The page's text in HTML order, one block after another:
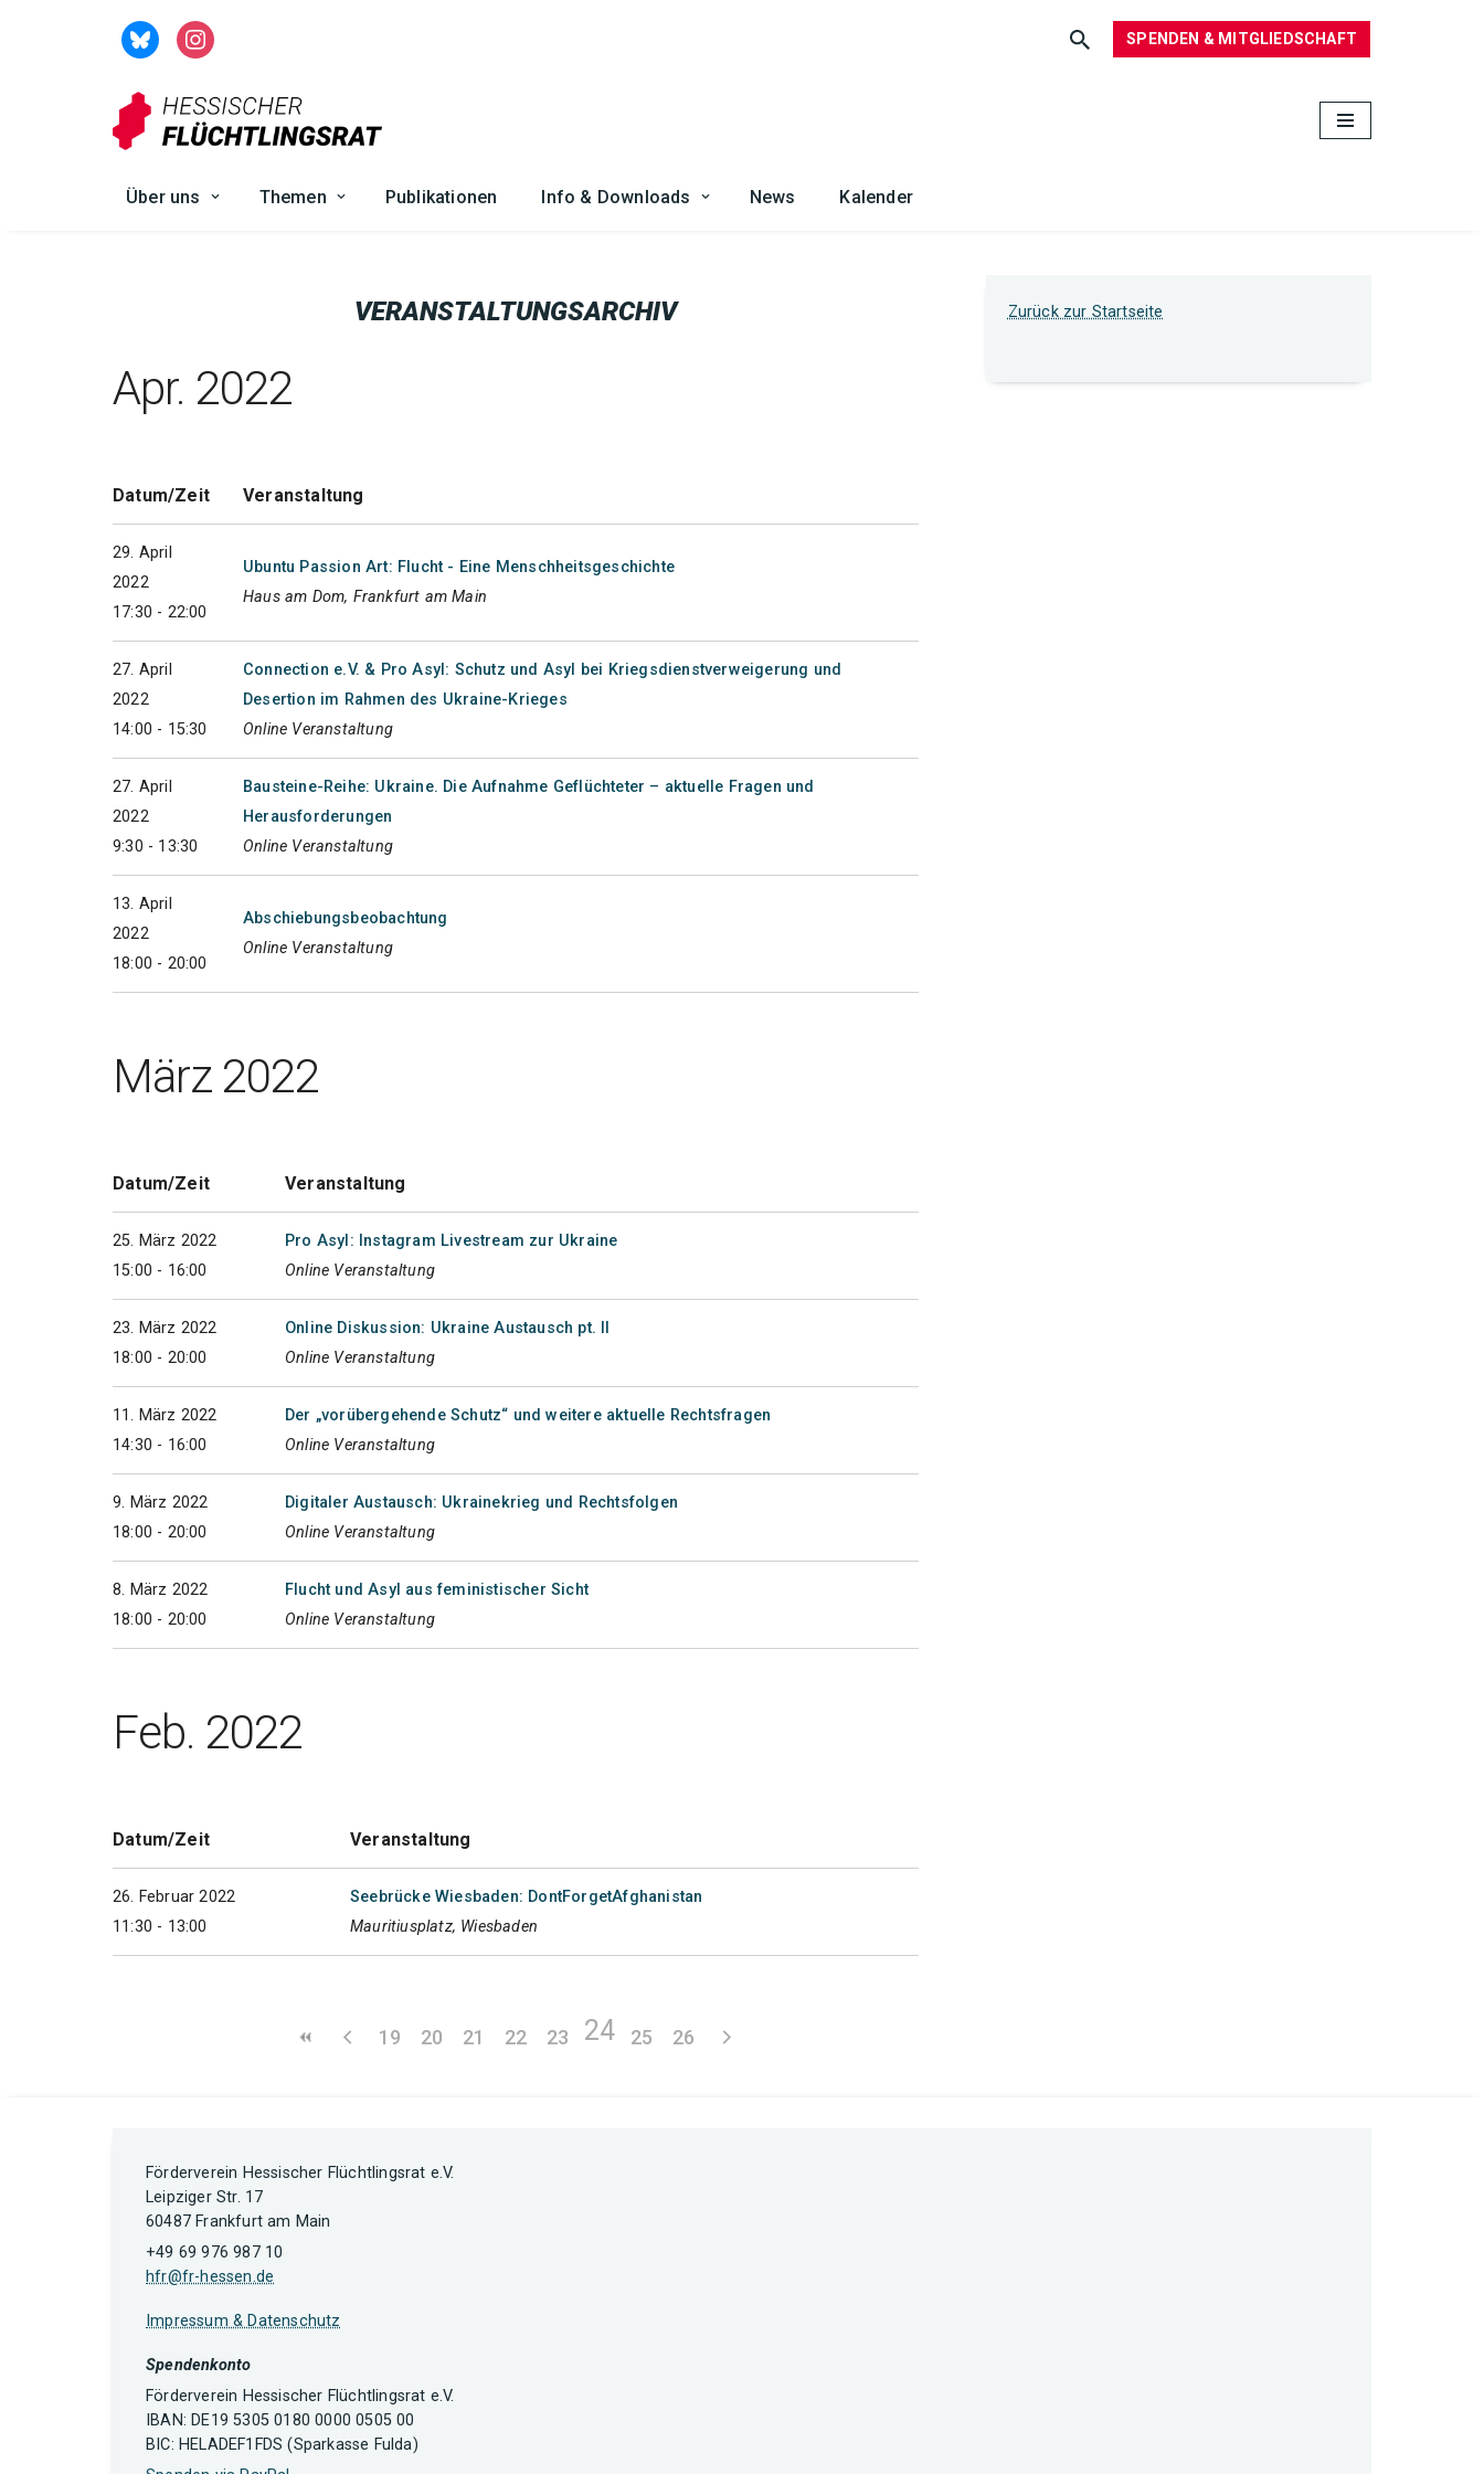
SPENDEN & MITGLIEDSCHAFT
Über uns Themen Publikationen Info & Downloads News Kalender
VERANSTALTUNGSARCHIV
Apr. 2022
Datum/Zeit Veranstaltung
29. April
2022
17:30 - 22:00
Ubuntu Passion Art: Flucht - Eine Menschheitsgeschichte
Haus am Dom, Frankfurt am Main
27. April
2022
14:00 - 15:30
Connection e.V. & Pro Asyl: Schutz und Asyl bei Kriegsdienstverweigerung und
Desertion im Rahmen des Ukraine-Krieges
Online Veranstaltung
27. April
2022
9:30 - 13:30
Bausteine-Reihe: Ukraine. Die Aufnahme Geflüchteter – aktuelle Fragen und
Herausforderungen
Online Veranstaltung
13. April
2022
18:00 - 20:00
Abschiebungsbeobachtung
Online Veranstaltung
März 2022
Datum/Zeit Veranstaltung
25. März 2022
15:00 - 16:00
Pro Asyl: Instagram Livestream zur Ukraine
Online Veranstaltung
23. März 2022
18:00 - 20:00
Online Diskussion: Ukraine Austausch pt. II
Online Veranstaltung
11. März 2022
14:30 - 16:00
Der „vorübergehende Schutz“ und weitere aktuelle Rechtsfragen
Online Veranstaltung
9. März 2022
18:00 - 20:00
Digitaler Austausch: Ukrainekrieg und Rechtsfolgen
Online Veranstaltung
8. März 2022
18:00 - 20:00
Flucht und Asyl aus feministischer Sicht
Online Veranstaltung
Feb. 2022
Datum/Zeit Veranstaltung
26. Februar 2022
11:30 - 13:00
Seebrücke Wiesbaden: DontForgetAfghanistan
Mauritiusplatz, Wiesbaden
19 20 21 22 23 24 25 26
Zurück zur Startseite
Förderverein Hessischer Flüchtlingsrat e.V.
Leipziger Str. 17
60487 Frankfurt am Main
+49 69 976 987 10
hfr@fr-hessen.de
Impressum & Datenschutz
Spendenkonto
Förderverein Hessischer Flüchtlingsrat e.V.
IBAN: DE19 5305 0180 0000 0505 00
BIC: HELADEF1FDS (Sparkasse Fulda)